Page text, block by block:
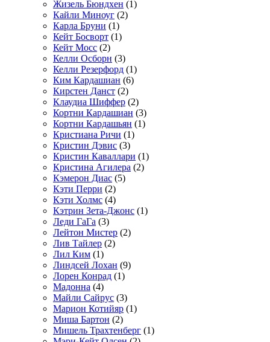
Жизель Бюндхен (1)
Кайли Миноуг (2)
Карла Бруни (1)
Кейт Босворт (1)
Кейт Мосс (2)
Келли Осборн (3)
Келли Резерфорд (1)
Ким Кардашиан (6)
Кирстен Данст (2)
Клаудиа Шиффер (2)
Кортни Кардашиан (3)
Кортни Кардашьян (1)
Кристиана Ричи (1)
Кристин Дэвис (3)
Кристин Каваллари (1)
Кристина Агилера (2)
Кэмерон Диас (5)
Кэти Перри (2)
Кэти Холмс (4)
Кэтрин Зета-Джонс (1)
Леди ГаГа (3)
Лейтон Мистер (2)
Лив Тайлер (2)
Лил Ким (1)
Линдсей Лохан (9)
Лорен Конрад (1)
Мадонна (4)
Майли Сайрус (3)
Марион Котийяр (1)
Миша Бартон (2)
Мишель Трахтенберг (1)